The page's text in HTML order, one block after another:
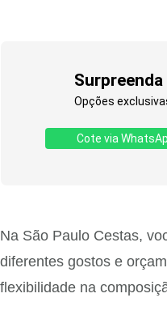
Opções
Cote via
Na São Paulo Cestas,
diferentes gostos e
flexibilidade na